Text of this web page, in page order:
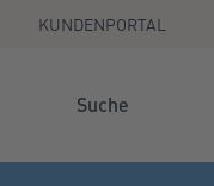
KUNDENPORTAL
Suche